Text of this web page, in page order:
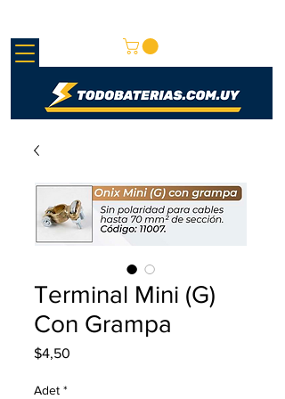
Terminal Mini (G)
Con Grampa
$4,50
Adet *